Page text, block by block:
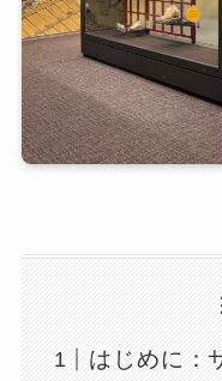
はじめに：